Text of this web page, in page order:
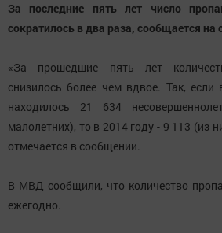
За последние пять лет число
сократилось в два раза, сообщается на
«За прошедшие пять лет
снизилось более чем вдвое. Так,
находилось 21 634
малолетних), то в 2014 году - 9 113 (из
отмечается в сообщении.
В МВД сообщили, что количество
ежегодно.